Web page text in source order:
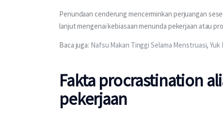
Penundaan cenderung mencerminkan perjuangan
lanjut mengenai kebiasaan menunda pekerjaan atau
Baca juga: Nafsu Makan Tinggi Selama Menstruasi,
Fakta procrastination
pekerjaan